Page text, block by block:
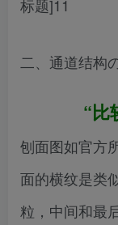
二、通道结构
“比
刨面图如官方
面的横纹是类
粒，中间和最